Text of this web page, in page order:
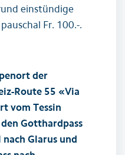
einstündige
Fr. 100.-.
der
Route 55 «Via
vom Tessin
Gotthardpass
Glarus und